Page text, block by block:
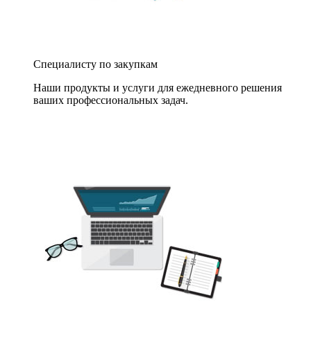
Специалисту по закупкам
Наши продукты и услуги для ежедневного решения
ваших профессиональных задач.